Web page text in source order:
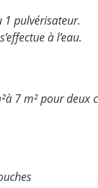
1 pulvérisateur.
à l’eau.
7 m² pour deux